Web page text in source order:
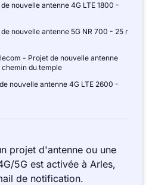
nouvelle antenne 4G LTE 1800 -
nouvelle antenne 5G NR 700 - 25 r
- Projet de nouvelle antenne
chemin du temple
nouvelle antenne 4G LTE 2600 -
projet d'antenne ou une
5G est activée à Arles,
de notification.